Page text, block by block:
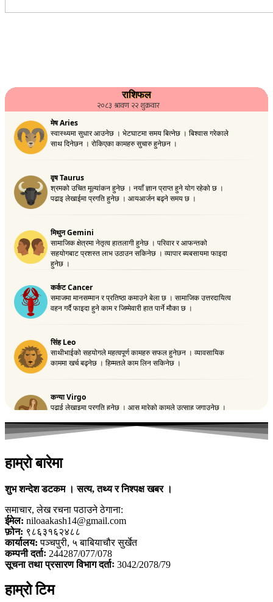
हाम्रो बारेमा
शुभ शन्देश डटकम । सत्य, तथ्य र निश्पक्ष खबर ।
समाचार, लेख रचना पठाउने ठेगाना:
ईमेल: niloaakash14@gmail.com
फ़ोन: ९८६३१६२४८८
कार्यालय: पञ्चपुरी, ५ बाबियाचौर सुर्खेत
कम्पनी दर्ताः 244287/077/078
सूचना तथा प्रसारण विभाग दर्ताः 3042/2078/79
हाम्रो टिम